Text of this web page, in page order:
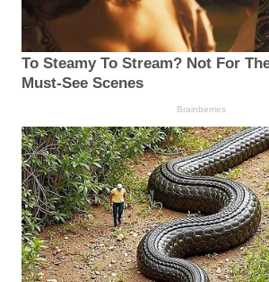
To Steamy To Stream? Not For
Must-See Scenes
Brainberries